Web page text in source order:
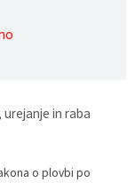
in raba
o plovbi po